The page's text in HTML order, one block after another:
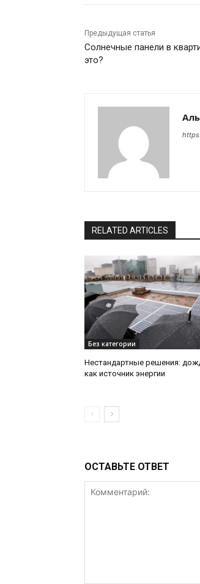
Предыдущая статья
Солнечные панели в
это?
RELATED ARTICLES
Без категории
Нестандартные решения:
как источник энергии
ОСТАВЬТЕ ОТВЕТ